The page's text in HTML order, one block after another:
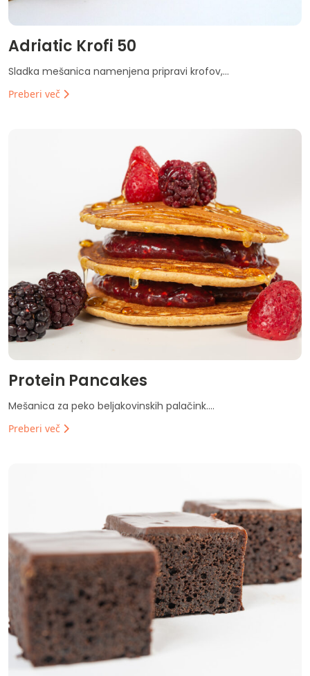
Adriatic Krofi 50
Sladka mešanica namenjena pripravi krofov,...
Preberi več
Protein Pancakes
Mešanica za peko beljakovinskih palačink....
Preberi več